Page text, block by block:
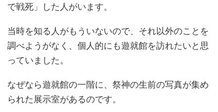
で戦死」した人がいます。
当時を知る人がもういないので、それ以外のことを
調べようがなく、個人的にも遊就館を訪れたいと思
っていました。
なぜなら遊就館の一階に、祭神の生前の写真が集め
られた展示室があるのです。